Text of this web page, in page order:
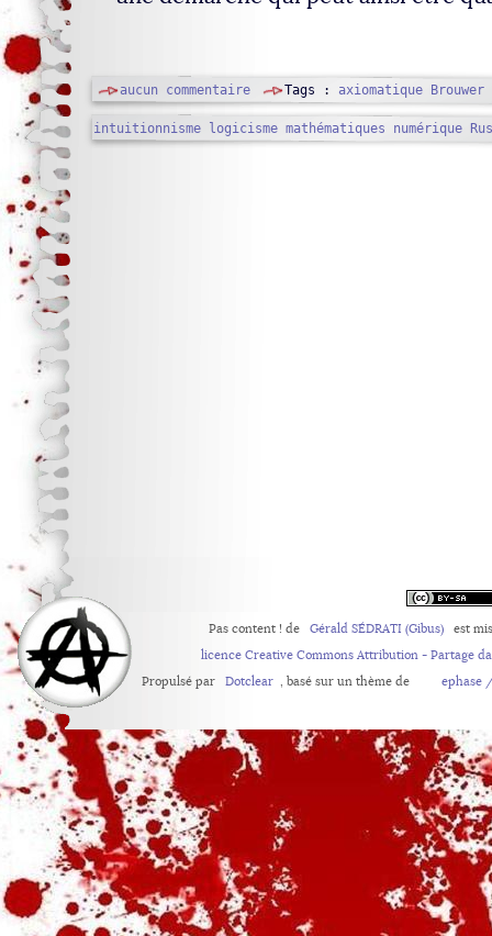
aucun commentaire Tags : axiomatique Brouwer
intuitionnisme logicisme mathématiques numérique
Pas content ! de Gérald SÉDRATI (Gibus)
est
licence Creative Commons Attribution - Partage
Propulsé par
Dotclear , basé sur un thème de ephase